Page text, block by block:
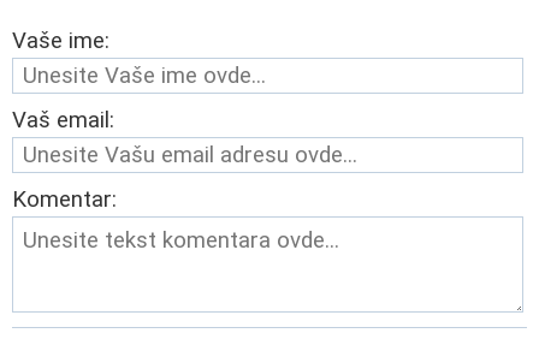
Vaše ime:
Vaš email:
Komentar: